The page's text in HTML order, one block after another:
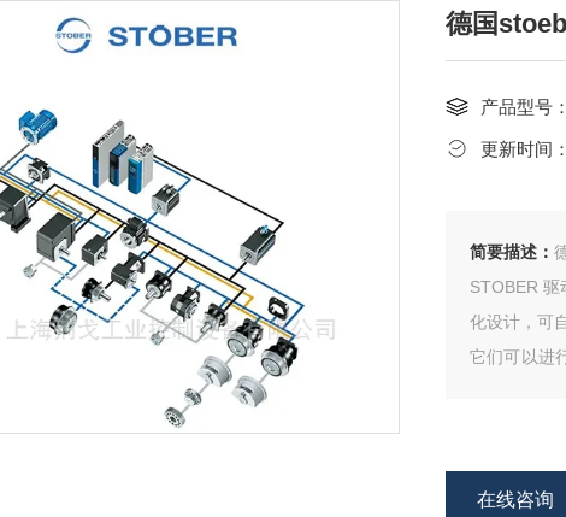
德国
产品型号：
更新时间：
简要描述：
STOBER
化设计，可
它们可以进
在线咨询